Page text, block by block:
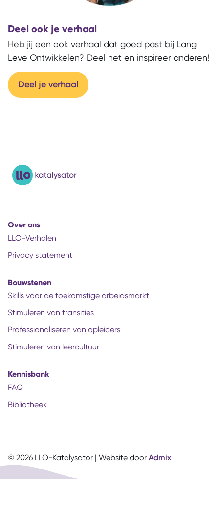
Deel ook je verhaal
Heb jij een ook verhaal dat goed past bij Lang
Leve Ontwikkelen? Deel het en inspireer anderen!
Deel je verhaal
Over ons
LLO-Verhalen
Privacy statement
Bouwstenen
Skills voor de toekomstige arbeidsmarkt
Stimuleren van transities
Professionaliseren van opleiders
Stimuleren van leercultuur
Kennisbank
FAQ
Bibliotheek
© 2026 LLO-Katalysator | Website door Admix